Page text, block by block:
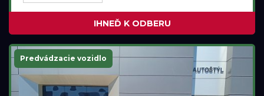
IHNEĎ K ODBERU
Predvádzacie vozidlo